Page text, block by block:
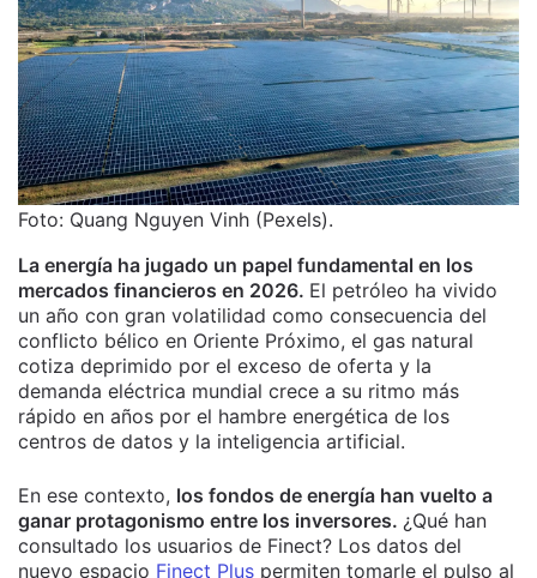
Foto: Quang Nguyen Vinh (Pexels).
La energía ha jugado un papel fundamental en los
mercados financieros en 2026. El petróleo ha vivido
un año con gran volatilidad como consecuencia del
conflicto bélico en Oriente Próximo, el gas natural
cotiza deprimido por el exceso de oferta y la
demanda eléctrica mundial crece a su ritmo más
rápido en años por el hambre energética de los
centros de datos y la inteligencia artificial.
En ese contexto, los fondos de energía han vuelto a
ganar protagonismo entre los inversores. ¿Qué han
consultado los usuarios de Finect? Los datos del
nuevo espacio Finect Plus permiten tomarle el pulso al